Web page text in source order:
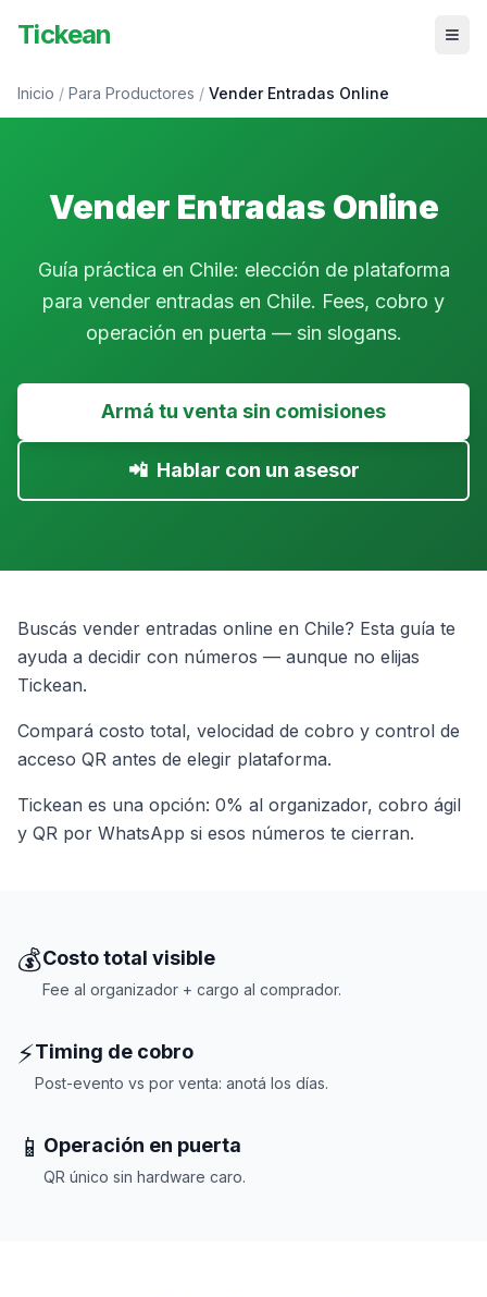
Tickean
Inicio / Para Productores / Vender Entradas Online
Vender Entradas Online
Guía práctica en Chile: elección de plataforma
para vender entradas en Chile. Fees, cobro y
operación en puerta — sin slogans.
Armá tu venta sin comisiones
📲 Hablar con un asesor
Buscás vender entradas online en Chile? Esta guía te
ayuda a decidir con números — aunque no elijas
Tickean.
Compará costo total, velocidad de cobro y control de
acceso QR antes de elegir plataforma.
Tickean es una opción: 0% al organizador, cobro ágil
y QR por WhatsApp si esos números te cierran.
💰Costo total visible
Fee al organizador + cargo al comprador.
⚡Timing de cobro
Post-evento vs por venta: anotá los días.
📱 Operación en puerta
QR único sin hardware caro.